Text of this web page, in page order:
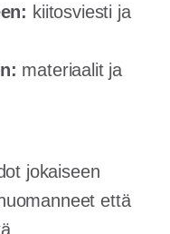
kiitosviesti ja
materiaalit ja
jokaiseen
että